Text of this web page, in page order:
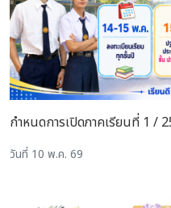
กำหนดการเปิดภาคเรียนที่ 1 /
วันที่ 10 พ.ค. 69